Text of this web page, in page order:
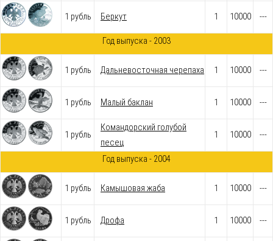
1 рубль Беркут 1 10000 ---
Год выпуска - 2003
1 рубль Дальневосточная черепаха 1 10000 ---
1 рубль Малый баклан 1 10000 ---
1 рубль
Командорский голубой
песец
1 10000 ---
Год выпуска - 2004
1 рубль Камышовая жаба 1 10000 ---
1 рубль Дрофа 1 10000 ---